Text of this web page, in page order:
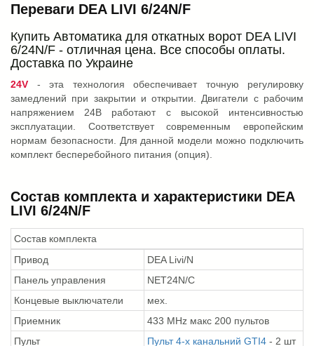
Переваги DEA LIVI 6/24N/F
Купить Автоматика для откатных ворот DEA LIVI
6/24N/F - отличная цена. Все способы оплаты.
Доставка по Украине
24V
- эта технология обеспечивает точную регулировку
замедлений при закрытии и открытии. Двигатели с рабочим
напряжением 24В работают с высокой интенсивностью
эксплуатации. Соответствует современным европейским
нормам безопасности. Для данной модели можно подключить
комплект бесперебойного питания (опция).
Состав комплекта и характеристики DEA
LIVI 6/24N/F
Состав комплекта
Привод
DEA Livi/N
Панель управления
NET24N/C
Концевые выключатели
мех.
Приемник
433 MHz макс 200 пультов
Пульт
Пульт 4-х канальний GTI4 - 2 шт